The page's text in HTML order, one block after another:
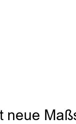
neue